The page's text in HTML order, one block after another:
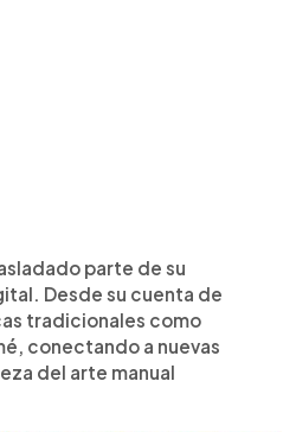
parte de su
Desde su cuenta de
tradicionales como
conectando a nuevas
del arte manual